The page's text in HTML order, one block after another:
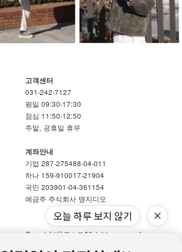
고객센터
031-242-7127
평일 09:30-17:30
점심 11:50-12:50
주말, 공휴일 휴무
계좌안내
기업 287-275488-04-011
하나 159-910017-21904
국민 203901-04-361154
예금주 주식회사 명지디오
Copyrightⓒ루스코All rights reserved.
오늘 하루 보지 않기